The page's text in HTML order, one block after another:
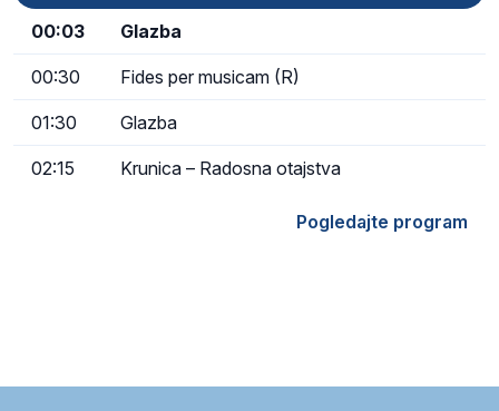
00:03 Glazba
00:30 Fides per musicam (R)
01:30 Glazba
02:15 Krunica – Radosna otajstva
Pogledajte program